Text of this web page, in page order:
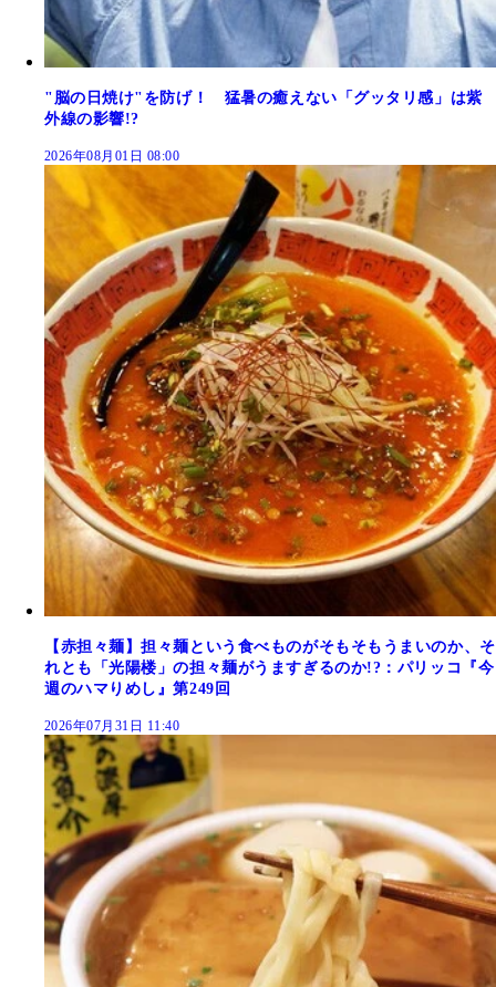
"脳の日焼け"を防げ！ 猛暑の癒えない「グッタリ感」は紫
外線の影響!?
2026年08月01日 08:00
【赤担々麺】担々麺という食べものがそもそもうまいのか、そ
れとも「光陽楼」の担々麺がうますぎるのか!?：パリッコ『今
週のハマりめし』第249回
2026年07月31日 11:40